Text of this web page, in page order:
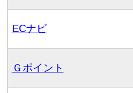
ECナビ
Ｇポイント